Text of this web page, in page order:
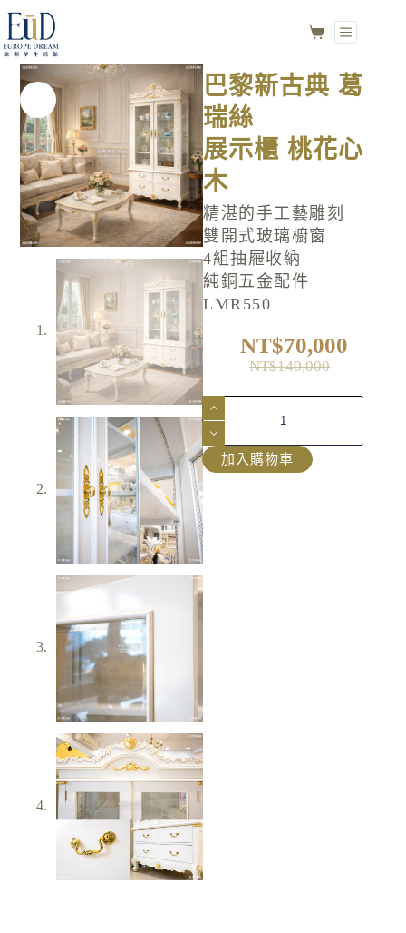
展示櫃 桃花心木
巴黎新古典 葛
瑞絲
展示櫃 桃花心
木
精湛的手工藝雕刻
雙開式玻璃櫥窗
4組抽屜收納
純銅五金配件
LMR550
NT$140,000
NT$70,000
加入購物車